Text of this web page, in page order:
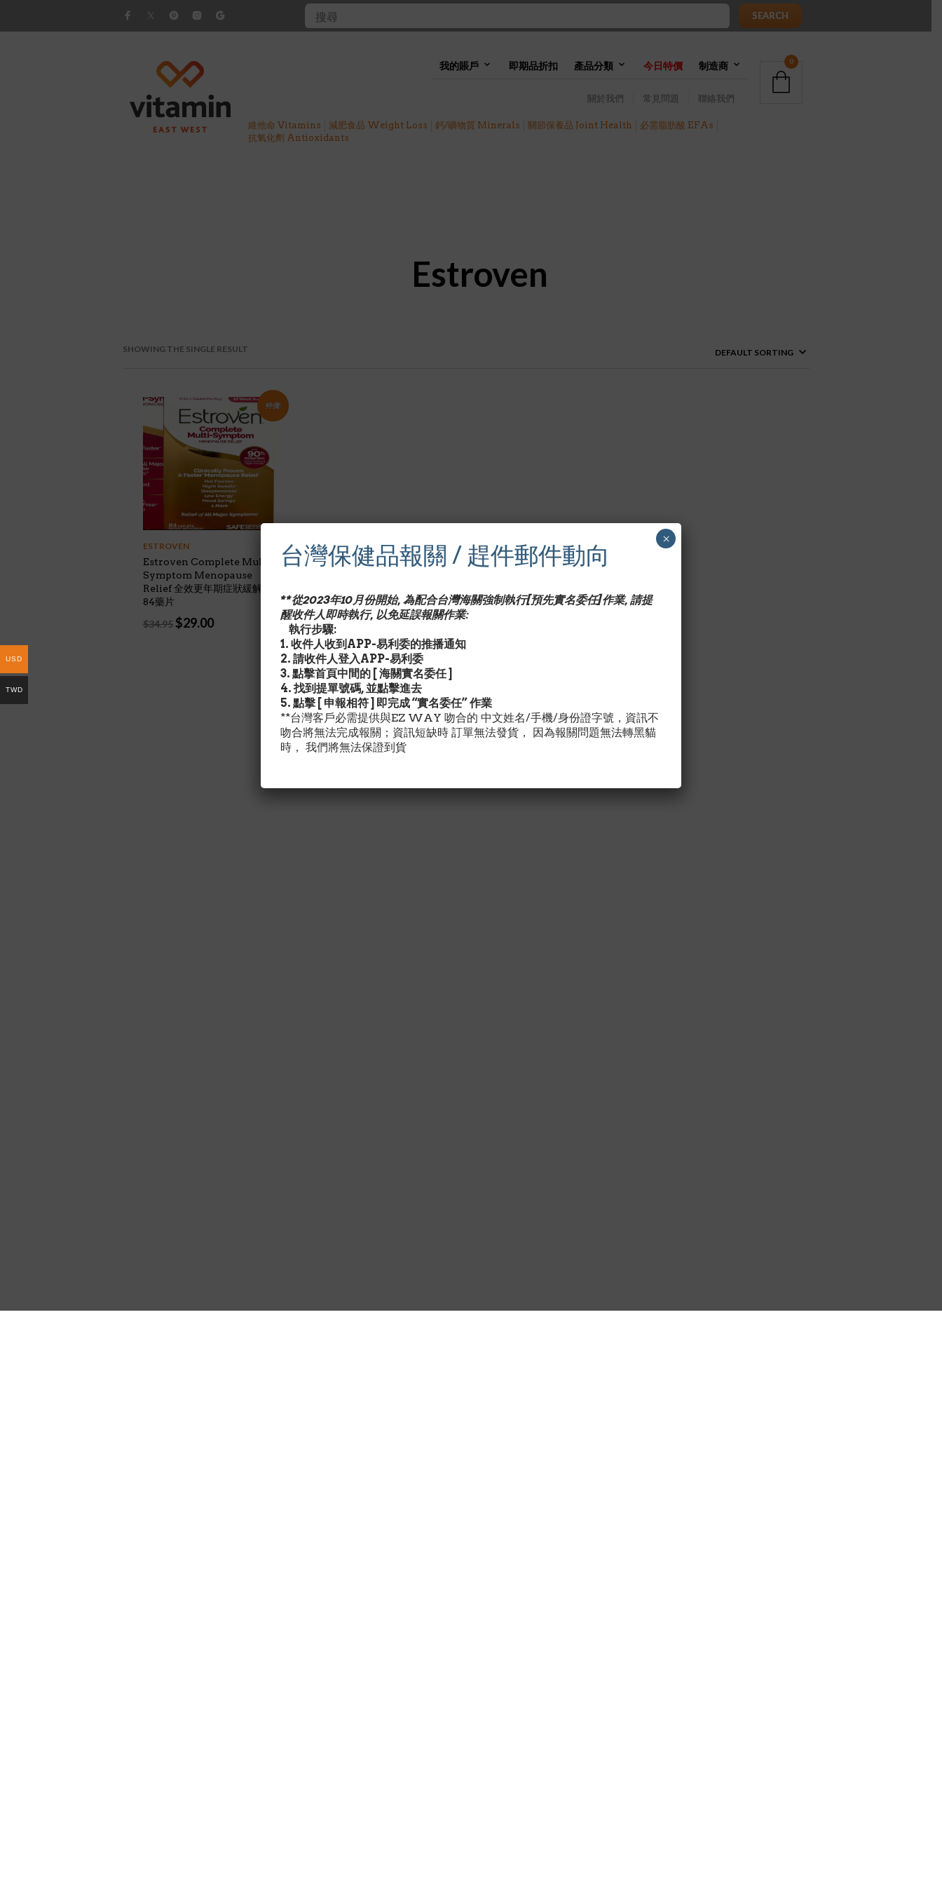
SEARCH
我的賬戶 即期品折扣 產品分類 今日特價 制造商
關於我們 常見問題 聯絡我們
0
維他命 Vitamins 減肥食品 Weight Loss 鈣/礦物質 Minerals 關節保養品 Joint Health
必需脂肪酸 EFAs
抗氧化劑 Antioxidants
Estroven
SHOWING THE SINGLE RESULT
特價!
ESTROVEN
Estroven Complete Multi-
Symptom Menopause
Relief 全效更年期症狀緩解
84藥片
$34.95 Original
$29.00Current
台灣保健品報關 / 趕件郵件動向
**從2023年10月份開始, 為配合台灣海關強制執行[預先實名委任]作業, 請提
醒收件人即時執行, 以免延誤報關作業:
執行步驟:
1. 收件人收到APP-易利委的推播通知
2. 請收件人登入APP-易利委
3. 點擊首頁中間的 [ 海關實名委任 ]
4. 找到提單號碼, 並點擊進去
5. 點擊 [ 申報相符 ] 即完成 “實名委任” 作業
**台灣客戶必需提供與EZ WAY 吻合的 中文姓名/手機/身份證字號，資訊不
吻合將無法完成報關；資訊短缺時 訂單無法發貨， 因為報關問題無法轉黑貓
時， 我們將無法保證到貨
×
USD
TWD